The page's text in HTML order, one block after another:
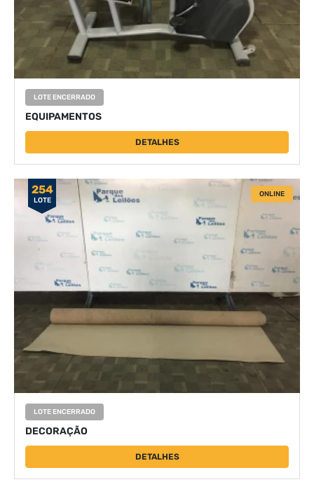
LOTE ENCERRADO
EQUIPAMENTOS
DETALHES
254
LOTE
ONLINE
LOTE ENCERRADO
DECORAÇÃO
DETALHES